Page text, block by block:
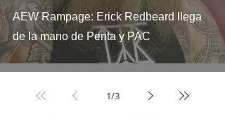
AEW Rampage: Erick Redbeard llega
de la mano de Penta y PAC
1/3